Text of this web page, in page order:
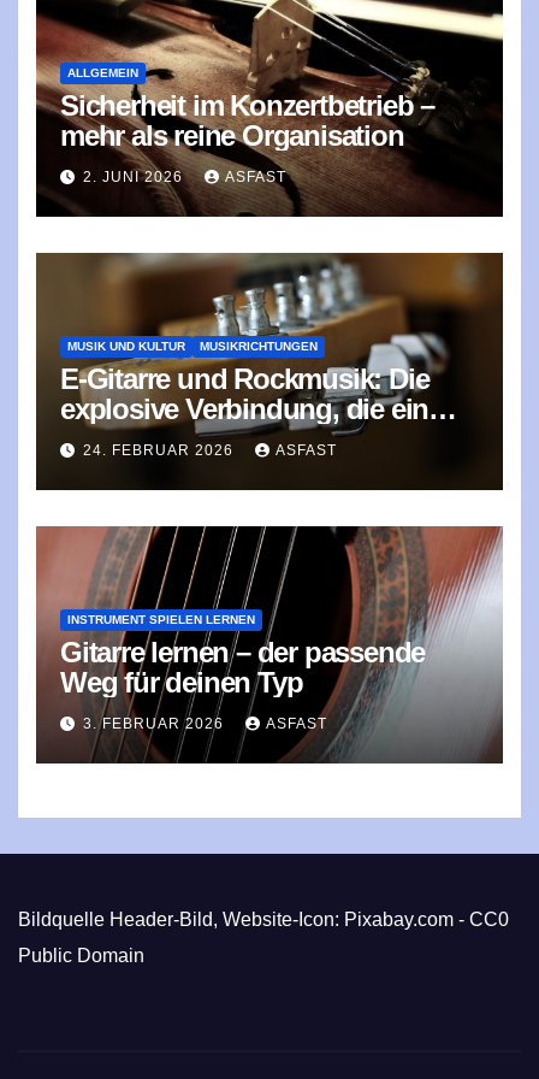
ALLGEMEIN
Sicherheit im Konzertbetrieb –
mehr als reine Organisation
2. JUNI 2026 ASFAST
MUSIK UND KULTUR MUSIKRICHTUNGEN
E‑Gitarre und Rockmusik: Die
explosive Verbindung, die ein
Genre prägte
24. FEBRUAR 2026 ASFAST
INSTRUMENT SPIELEN LERNEN
Gitarre lernen – der passende
Weg für deinen Typ
3. FEBRUAR 2026 ASFAST
Bildquelle Header-Bild, Website-Icon: Pixabay.com - CC0
Public Domain